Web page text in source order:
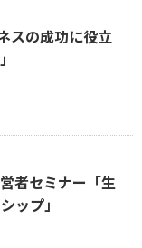
スの成功に役立
者セミナー「生
ップ」